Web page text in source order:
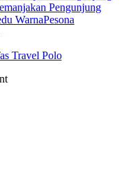
Pengunjung
Pesona